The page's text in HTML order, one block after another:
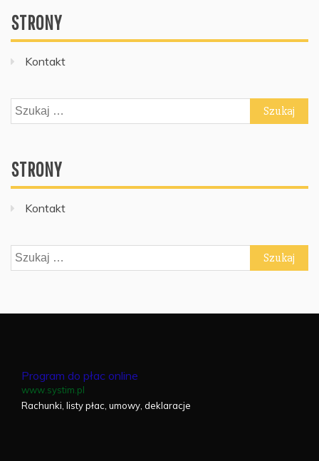
STRONY
Kontakt
Szukaj:
STRONY
Kontakt
Szukaj:
Program do płac online
www.systim.pl
Rachunki, listy płac, umowy, deklaracje